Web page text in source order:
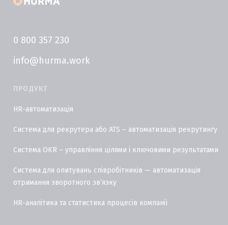
0 800 357 230
info@hurma.work
ПРОДУКТ
HR-автоматизація
Система для рекрутера або ATS – автоматизація рекрутингу
Система OKR – управління цілями і ключовими результатами
Система для опитувань співробітників — автоматизація
отримання зворотного звʼязку
HR-аналітика та статистика процесів компанії